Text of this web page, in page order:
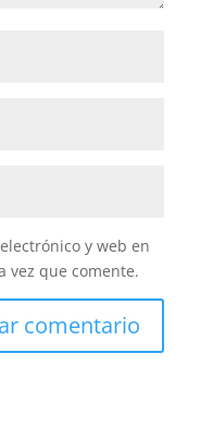
y web en
vez que comente.